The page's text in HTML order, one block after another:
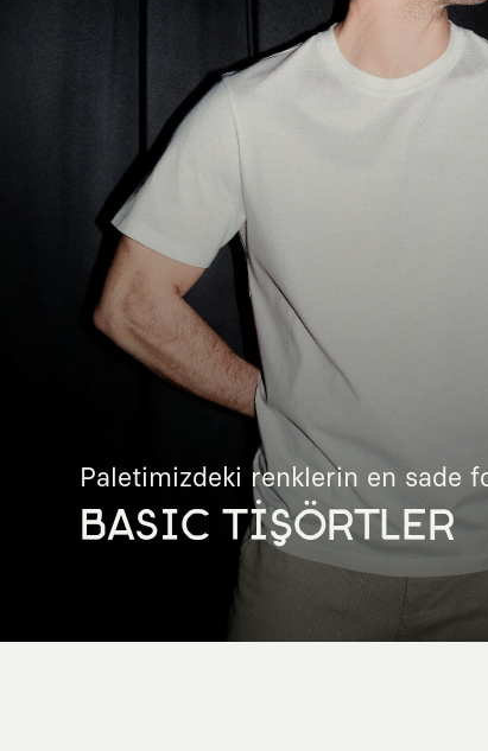
Paletimizdeki renklerin en sade
BASIC TİŞÖRTLER